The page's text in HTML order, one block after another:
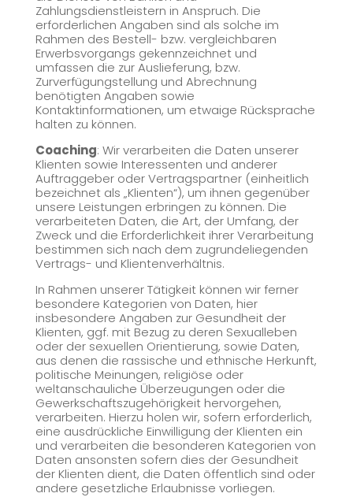
Zahlungsdienstleistern in Anspruch. Die
erforderlichen Angaben sind als solche im
Rahmen des Bestell- bzw. vergleichbaren
Erwerbsvorgangs gekennzeichnet und
umfassen die zur Auslieferung, bzw.
Zurverfügungstellung und Abrechnung
benötigten Angaben sowie
Kontaktinformationen, um etwaige Rücksprache
halten zu können.
Coaching: Wir verarbeiten die Daten unserer
Klienten sowie Interessenten und anderer
Auftraggeber oder Vertragspartner (einheitlich
bezeichnet als „Klienten“), um ihnen gegenüber
unsere Leistungen erbringen zu können. Die
verarbeiteten Daten, die Art, der Umfang, der
Zweck und die Erforderlichkeit ihrer Verarbeitung
bestimmen sich nach dem zugrundeliegenden
Vertrags- und Klientenverhältnis.
In Rahmen unserer Tätigkeit können wir ferner
besondere Kategorien von Daten, hier
insbesondere Angaben zur Gesundheit der
Klienten, ggf. mit Bezug zu deren Sexualleben
oder der sexuellen Orientierung, sowie Daten,
aus denen die rassische und ethnische Herkunft,
politische Meinungen, religiöse oder
weltanschauliche Überzeugungen oder die
Gewerkschaftszugehörigkeit hervorgehen,
verarbeiten. Hierzu holen wir, sofern erforderlich,
eine ausdrückliche Einwilligung der Klienten ein
und verarbeiten die besonderen Kategorien von
Daten ansonsten sofern dies der Gesundheit
der Klienten dient, die Daten öffentlich sind oder
andere gesetzliche Erlaubnisse vorliegen.